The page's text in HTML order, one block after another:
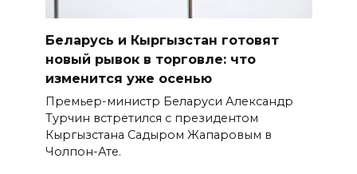
Беларусь и Кыргызстан готовят
новый рывок в торговле: что
изменится уже осенью
Премьер-министр Беларуси Александр
Турчин встретился с президентом
Кыргызстана Садыром Жапаровым в
Чолпон-Ате.